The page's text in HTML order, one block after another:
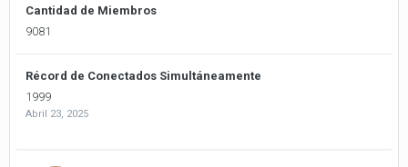
Cantidad de Miembros
9081
Récord de Conectados Simultáneamente
1999
Abril 23, 2025